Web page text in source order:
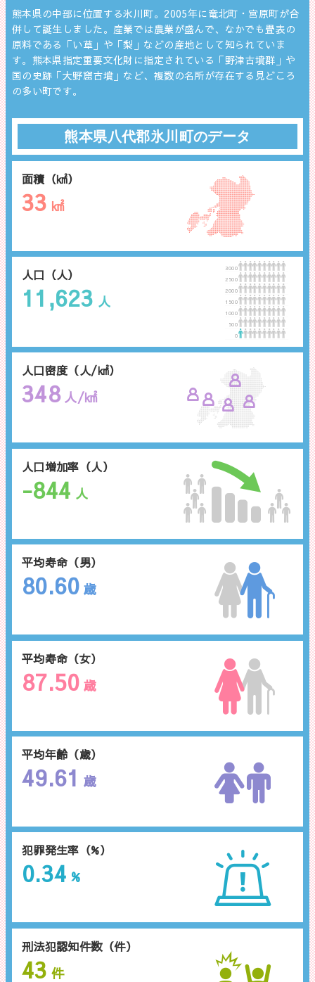
熊本県の中部に位置する氷川町。2005年に竜北町・宮原町が合
併して誕生しました。産業では農業が盛んで、なかでも畳表の
原料である「い草」や「梨」などの産地として知られていま
す。熊本県指定重要文化財に指定されている「野津古墳群」や
国の史跡「大野窟古墳」など、複数の名所が存在する見どころ
の多い町です。
面積（㎢）
33 ㎢
人口密度（人/㎢）
348 人/㎢
平均寿命（男）
80.60 歳
平均年齢（歳）
49.61 歳
刑法犯認知件数（件）
43 件
熊本県八代郡氷川町のデータ
人口（人）
11,623 人
3000
2500
2000
1500
1000
500
0
人口増加率（人）
-844 人
平均寿命（女）
87.50 歳
犯罪発生率（%）
0.34 %